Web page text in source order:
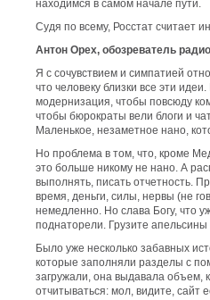
находимся в самом начале пути.
Судя по всему, Росстат считает
Антон Орех, обозреватель
Я с сочувствием и симпатией
что человеку близки все эти
модернизация, чтобы повсюду
чтобы бюрократы вели блоги и
Маленькое, незаметное нано,
Но проблема в том, что, кроме
это больше никому не нано. А
выполнять, писать отчетность.
время, деньги, силы, нервы (не
немедленно. Но слава Богу, что
поднаторели. Грузите
Было уже несколько забавных
которые заполняли разделы с
загружали, она выдавала объем,
отчитываться: мол, видите,